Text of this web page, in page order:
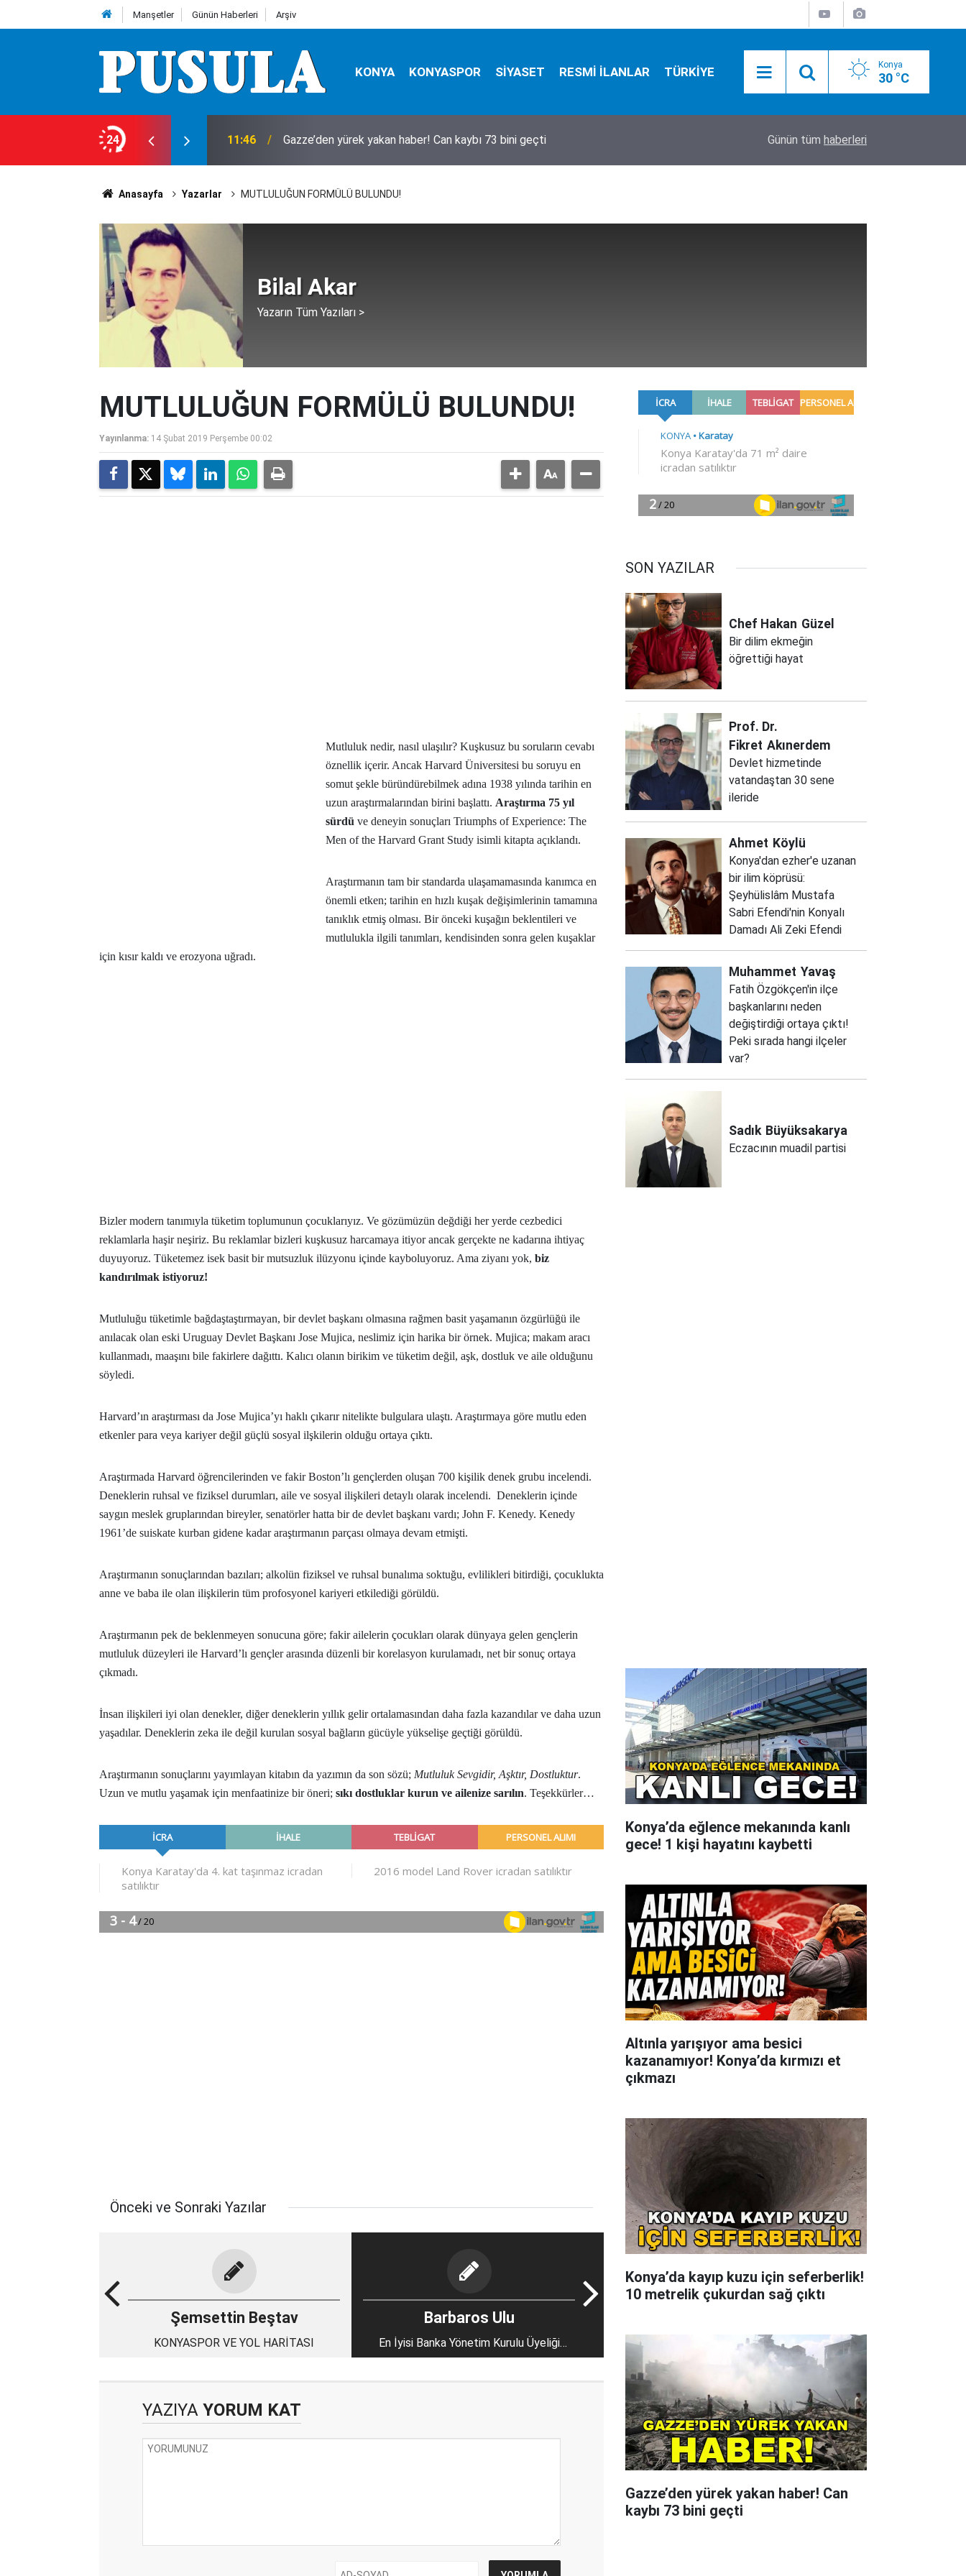
Manşetler Günün Haberleri Arşiv
KONYA KONYASPOR SİYASET RESMİ İLANLAR TÜRKİYE Konya
30 °C
24
10 metrelik çukurdan sağ çıktı 11:46 Gazze’den yürek yakan haber! Can kaybı 73 bini geçti Ortadoğu’da taşlar yerinden oynuyor! Türkiye-
Günün tüm haberleri
Anasayfa Yazarlar MUTLULUĞUN FORMÜLÜ BULUNDU!
Bilal Akar
Yazarın Tüm Yazıları >
MUTLULUĞUN FORMÜLÜ BULUNDU!
Yayınlanma: 14 Şubat 2019 Perşembe 00:02
Mutluluk nedir, nasıl ulaşılır? Kuşkusuz bu soruların cevabı
öznellik içerir. Ancak Harvard Üniversitesi bu soruyu en
somut şekle büründürebilmek adına 1938 yılında tarihin en
uzun araştırmalarından birini başlattı. Araştırma 75 yıl
sürdü ve deneyin sonuçları Triumphs of Experience: The
Men of the Harvard Grant Study isimli kitapta açıklandı.
Araştırmanın tam bir standarda ulaşamamasında kanımca en
önemli etken; tarihin en hızlı kuşak değişimlerinin tamamına
tanıklık etmiş olması. Bir önceki kuşağın beklentileri ve
mutlulukla ilgili tanımları, kendisinden sonra gelen kuşaklar
için kısır kaldı ve erozyona uğradı.
Bizler modern tanımıyla tüketim toplumunun çocuklarıyız. Ve gözümüzün değdiği her yerde cezbedici
reklamlarla haşir neşiriz. Bu reklamlar bizleri kuşkusuz harcamaya itiyor ancak gerçekte ne kadarına ihtiyaç
duyuyoruz. Tüketemez isek basit bir mutsuzluk ilüzyonu içinde kayboluyoruz. Ama ziyanı yok, biz
kandırılmak istiyoruz!
Mutluluğu tüketimle bağdaştaştırmayan, bir devlet başkanı olmasına rağmen basit yaşamanın özgürlüğü ile
anılacak olan eski Uruguay Devlet Başkanı Jose Mujica, neslimiz için harika bir örnek. Mujica; makam aracı
kullanmadı, maaşını bile fakirlere dağıttı. Kalıcı olanın birikim ve tüketim değil, aşk, dostluk ve aile olduğunu
söyledi.
Harvard’ın araştırması da Jose Mujica’yı haklı çıkarır nitelikte bulgulara ulaştı. Araştırmaya göre mutlu eden
etkenler para veya kariyer değil güçlü sosyal ilşkilerin olduğu ortaya çıktı.
Araştırmada Harvard öğrencilerinden ve fakir Boston’lı gençlerden oluşan 700 kişilik denek grubu incelendi.
Deneklerin ruhsal ve fiziksel durumları, aile ve sosyal ilişkileri detaylı olarak incelendi. Deneklerin içinde
saygın meslek gruplarından bireyler, senatörler hatta bir de devlet başkanı vardı; John F. Kenedy. Kenedy
1961’de suiskate kurban gidene kadar araştırmanın parçası olmaya devam etmişti.
Araştırmanın sonuçlarından bazıları; alkolün fiziksel ve ruhsal bunalıma soktuğu, evlilikleri bitirdiği, çocuklukta
anne ve baba ile olan ilişkilerin tüm profosyonel kariyeri etkilediği görüldü.
Araştırmanın pek de beklenmeyen sonucuna göre; fakir ailelerin çocukları olarak dünyaya gelen gençlerin
mutluluk düzeyleri ile Harvard’lı gençler arasında düzenli bir korelasyon kurulamadı, net bir sonuç ortaya
çıkmadı.
İnsan ilişkileri iyi olan denekler, diğer deneklerin yıllık gelir ortalamasından daha fazla kazandılar ve daha uzun
yaşadılar. Deneklerin zeka ile değil kurulan sosyal bağların gücüyle yükselişe geçtiği görüldü.
Araştırmanın sonuçlarını yayımlayan kitabın da yazımın da son sözü; Mutluluk Sevgidir, Aşktır, Dostluktur.
Uzun ve mutlu yaşamak için menfaatinize bir öneri; sıkı dostluklar kurun ve ailenize sarılın. Teşekkürler…
Önceki ve Sonraki Yazılar
Şemsettin Beştav
KONYASPOR VE YOL HARİTASI
Barbaros Ulu
En İyisi Banka Yönetim Kurulu Üyeliği
Galiba!
YAZIYA YORUM KAT
SON YAZILAR
Chef Hakan Güzel
Bir dilim ekmeğin
öğrettiği hayat
Prof. Dr.
Fikret Akınerdem
Devlet hizmetinde
vatandaştan 30 sene
ileride
Ahmet Köylü
Konya'dan ezher'e uzanan
bir ilim köprüsü:
Şeyhülislâm Mustafa
Sabri Efendi'nin Konyalı
Damadı Ali Zeki Efendi
Muhammet Yavaş
Fatih Özgökçen'in ilçe
başkanlarını neden
değiştirdiği ortaya çıktı!
Peki sırada hangi ilçeler
var?
Sadık Büyüksakarya
Eczacının muadil partisi
Konya’da eğlence mekanında kanlı
gece! 1 kişi hayatını kaybetti
Altınla yarışıyor ama besici
kazanamıyor! Konya’da kırmızı et
çıkmazı
Konya’da kayıp kuzu için seferberlik!
10 metrelik çukurdan sağ çıktı
Gazze’den yürek yakan haber! Can
kaybı 73 bini geçti